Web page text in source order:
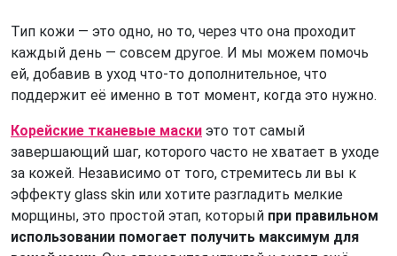
Тип кожи — это одно, но то, через что она проходит
каждый день — совсем другое. И мы можем помочь
ей, добавив в уход что-то дополнительное, что
поддержит её именно в тот момент, когда это нужно.
Корейские тканевые маски это тот самый
завершающий шаг, которого часто не хватает в уходе
за кожей. Независимо от того, стремитесь ли вы к
эффекту glass skin или хотите разгладить мелкие
морщины, это простой этап, который при правильном
использовании помогает получить максимум для